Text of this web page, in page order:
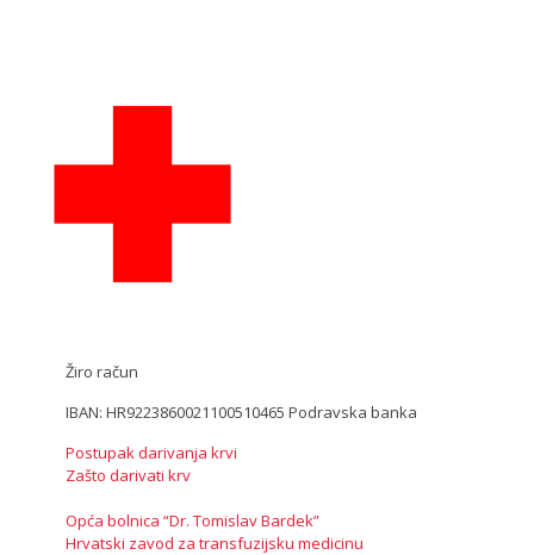
Žiro račun
IBAN: HR9223860021100510465 Podravska banka
Postupak darivanja krvi
Zašto darivati krv
Opća bolnica “Dr. Tomislav Bardek”
Hrvatski zavod za transfuzijsku medicinu